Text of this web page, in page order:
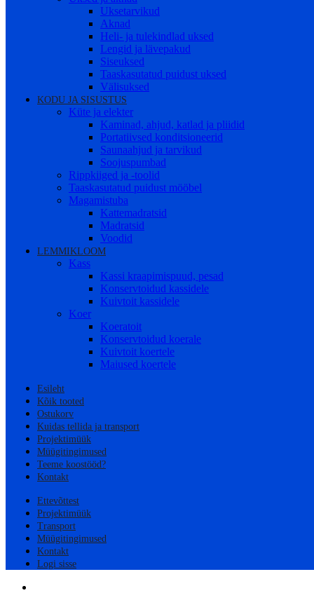
Uksetarvikud
Aknad
Heli- ja tulekindlad uksed
Lengid ja lävepakud
Siseuksed
Taaskasutatud puidust uksed
Välisuksed
KODU JA SISUSTUS
Küte ja elekter
Kaminad, ahjud, katlad ja pliidid
Portatiivsed konditsioneerid
Saunaahjud ja tarvikud
Soojuspumbad
Rippkiiged ja -toolid
Taaskasutatud puidust mööbel
Magamistuba
Kattemadratsid
Madratsid
Voodid
LEMMIKLOOM
Kass
Kassi kraapimispuud, pesad
Konservtoidud kassidele
Kuivtoit kassidele
Koer
Koeratoit
Konservtoidud koerale
Kuivtoit koertele
Maiused koertele
Esileht
Kõik tooted
Ostukorv
Kuidas tellida ja transport
Projektimüük
Müügitingimused
Teeme koostööd?
Kontakt
Ettevõttest
Projektimüük
Transport
Müügitingimused
Kontakt
Logi sisse